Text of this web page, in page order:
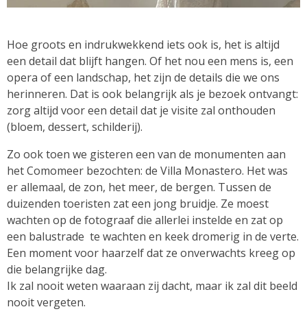
Hoe groots en indrukwekkend iets ook is, het is altijd
een detail dat blijft hangen. Of het nou een mens is, een
opera of een landschap, het zijn de details die we ons
herinneren. Dat is ook belangrijk als je bezoek ontvangt:
zorg altijd voor een detail dat je visite zal onthouden
(bloem, dessert, schilderij).
Zo ook toen we gisteren een van de monumenten aan
het Comomeer bezochten: de Villa Monastero. Het was
er allemaal, de zon, het meer, de bergen. Tussen de
duizenden toeristen zat een jong bruidje. Ze moest
wachten op de fotograaf die allerlei instelde en zat op
een balustrade te wachten en keek dromerig in de verte.
Een moment voor haarzelf dat ze onverwachts kreeg op
die belangrijke dag.
Ik zal nooit weten waaraan zij dacht, maar ik zal dit beeld
nooit vergeten.